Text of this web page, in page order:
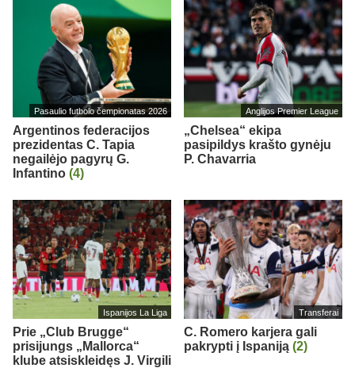
Pasaulio futbolo čempionatas 2026
Argentinos federacijos
prezidentas C. Tapia
negailėjo pagyrų G.
Infantino (4)
Anglijos Premier League
„Chelsea“ ekipa
pasipildys krašto gynėju
P. Chavarria
Ispanijos La Liga
Prie „Club Brugge“
prisijungs „Mallorca“
klube atsiskleidęs J. Virgili
Transferai
C. Romero karjera gali
pakrypti į Ispaniją (2)